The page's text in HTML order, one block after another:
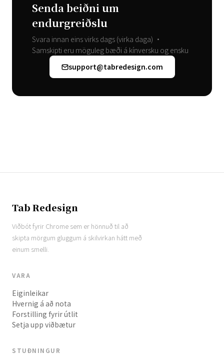
Senda beiðni um
endurgreiðslu
Svara innan eins virks dags (virka daga) •
Samskipti eru möguleg bæði á kínversku og ensku
support@tabredesign.com
Tab Redesign
Viðbót fyrir Chrome sem er hönnuð til að
skipta mörgum gluggum á skilvirkan hátt með
einum smelli.
VARA
Eiginleikar
Hvernig á að nota
Forstilling fyrir útlit
Setja upp viðbætur
STUÐNINGUR